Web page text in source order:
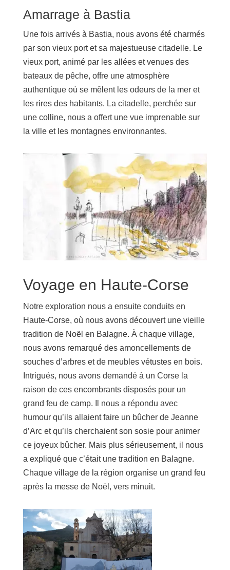
Amarrage à Bastia
Une fois arrivés à Bastia, nous avons été charmés
par son vieux port et sa majestueuse citadelle. Le
vieux port, animé par les allées et venues des
bateaux de pêche, offre une atmosphère
authentique où se mêlent les odeurs de la mer et
les rires des habitants. La citadelle, perchée sur
une colline, nous a offert une vue imprenable sur
la ville et les montagnes environnantes.
Voyage en Haute-Corse
Notre exploration nous a ensuite conduits en
Haute-Corse, où nous avons découvert une vieille
tradition de Noël en Balagne. À chaque village,
nous avons remarqué des amoncellements de
souches d’arbres et de meubles vétustes en bois.
Intrigués, nous avons demandé à un Corse la
raison de ces encombrants disposés pour un
grand feu de camp. Il nous a répondu avec
humour qu’ils allaient faire un bûcher de Jeanne
d’Arc et qu’ils cherchaient son sosie pour animer
ce joyeux bûcher. Mais plus sérieusement, il nous
a expliqué que c’était une tradition en Balagne.
Chaque village de la région organise un grand feu
après la messe de Noël, vers minuit.